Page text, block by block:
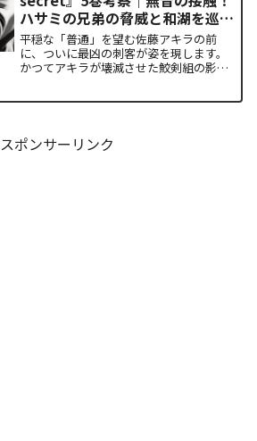
ハサミの兄弟の脅威と和湖を巡る
因縁の真相
平穏な「普通」を望む佐藤アキラの前
に、ついに最凶の刺客が姿を現します。
かつてアキラが壊滅させた鮫剣組の影に
スポンサーリンク